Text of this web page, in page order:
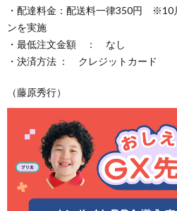
・配達料金：配送料一律350円 ※10
ンを実施
・最低注文金額 ： なし
・決済方法 ： クレジットカード
（藤原秀行）